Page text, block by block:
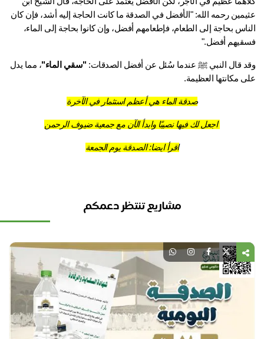
عثيمين رحمه الله: "الأفضل في الصدقة ما كانت الحاجة إليه أشد، فإن كان
الناس بحاجة إلى الطعام، فإطعامهم أفضل، وإن كانوا بحاجة إلى الماء،
أفضل."
قال النبي ﷺ عندما سُئل عن أفضل الصدقات: "سقي الماء"
، مما يدل
مكانتها العظيمة.
صدقة الماء هي أعظم استثمار في الآخرة
اجعل لك فيها نصيبًا وابدأ الآن مع جمعية ضيوف الرحمن
اقرأ ايضا: الصدقة يوم الجمعة
مشاريع تنتظر دعمكم